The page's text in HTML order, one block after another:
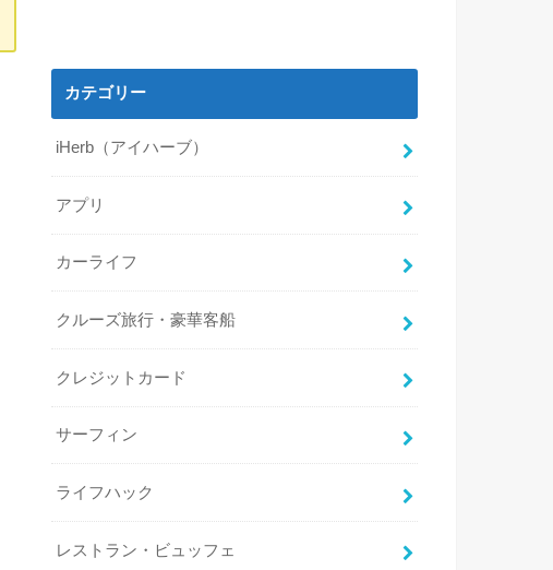
カテゴリー
iHerb（アイハーブ）
アプリ
カーライフ
クルーズ旅行・豪華客船
クレジットカード
サーフィン
ライフハック
レストラン・ビュッフェ